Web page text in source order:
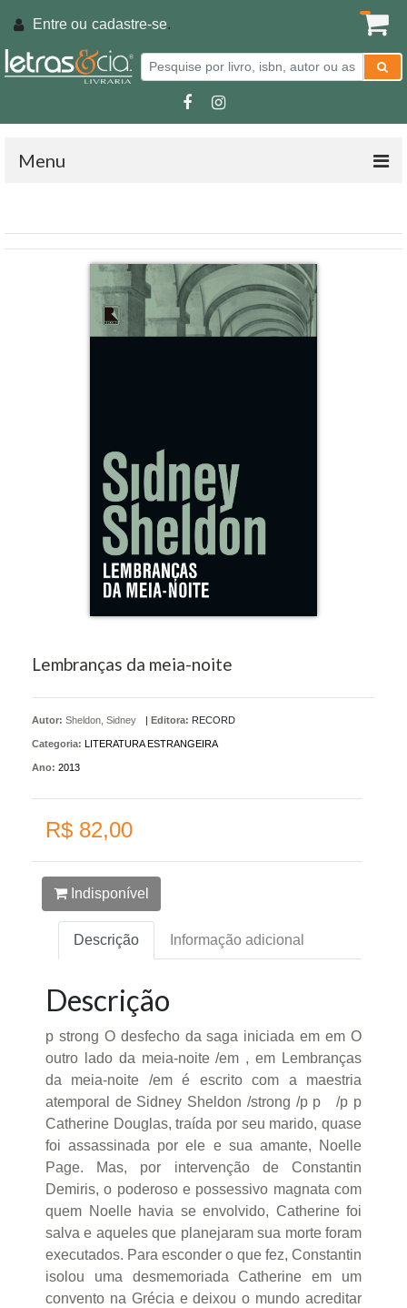
Entre ou cadastre-se.
Menu
Lembranças da meia-noite
Autor: Sheldon, Sidney | Editora: RECORD
Categoria: LITERATURA ESTRANGEIRA
Ano: 2013
R$ 82,00
Indisponível
Descrição Informação adicional
Descrição
p strong O desfecho da saga iniciada em em O
outro lado da meia-noite /em , em Lembranças
da meia-noite /em é escrito com a maestria
atemporal de Sidney Sheldon /strong /p p /p p
Catherine Douglas, traída por seu marido, quase
foi assassinada por ele e sua amante, Noelle
Page. Mas, por intervenção de Constantin
Demiris, o poderoso e possessivo magnata com
quem Noelle havia se envolvido, Catherine foi
salva e aqueles que planejaram sua morte foram
executados. Para esconder o que fez, Constantin
isolou uma desmemoriada Catherine em um
convento na Grécia e deixou o mundo acreditar